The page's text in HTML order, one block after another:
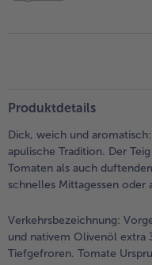
Produktdetails
Dick, weich und
apulische Tradition. Der
Tomaten als auch
schnelles Mittagessen oder
Verkehrsbezeichnung:
und nativem Olivenöl extra
Tiefgefroren. Tomate